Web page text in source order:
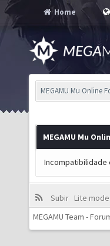
Home
MEGAMU Mu Online
MEGAMU Mu
Incompatibilidade
Subir Lite mode
MEGAMU Team -